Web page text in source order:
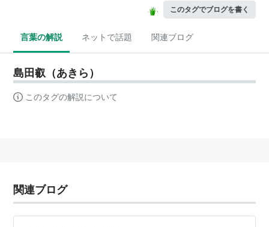
このタグでブログを書く
言葉の解説 ネットで話題 関連ブログ
島田叡（あきら）
このタグの解説について
関連ブログ